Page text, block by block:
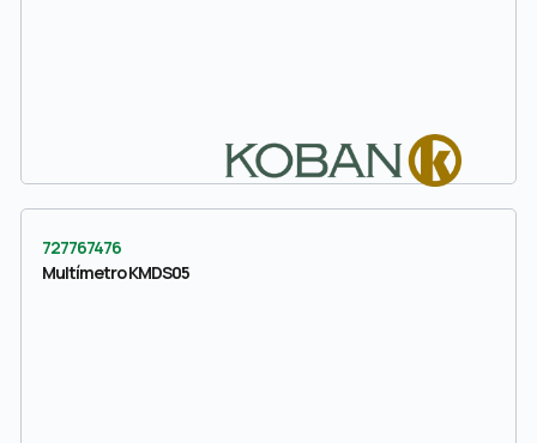
727767476
Multímetro KMDS05